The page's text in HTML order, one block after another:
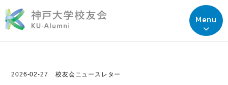
Menu
2026-02-27 校友会ニュースレター